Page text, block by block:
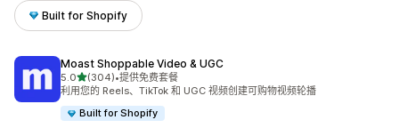
Built for Shopify
Moast Shoppable Video & UGC
5.0星（满分 5 星）
(304)
总共 304 条评论
•提供免费套餐
利用您的 Reels、TikTok 和 UGC 视频创建可购物视频轮播
Built for Shopify